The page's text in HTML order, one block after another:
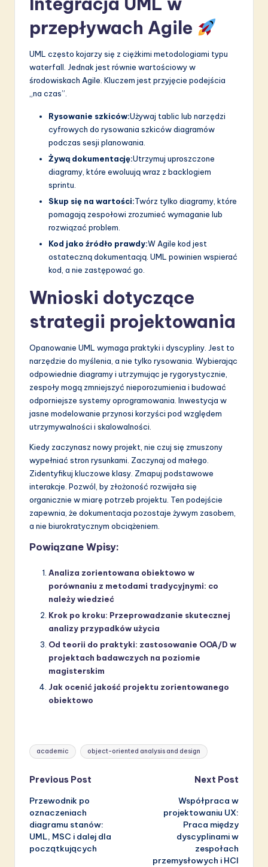
przepływach Agile
UML często kojarzy się z ciężkimi metodologiami typu
waterfall. Jednak jest równie wartościowy w
środowiskach Agile. Kluczem jest przyjęcie podejścia
„na czas”.
Rysowanie szkiców:Używaj tablic lub narzędzi
cyfrowych do rysowania szkiców diagramów
podczas sesji planowania.
Żywą dokumentację:Utrzymuj uproszczone
diagramy, które ewoluują wraz z backlogiem
sprintu.
Skup się na wartości:Twórz tylko diagramy, które
pomagają zespołowi zrozumieć wymaganie lub
rozwiązać problem.
Kod jako źródło prawdy:W Agile kod jest
ostateczną dokumentacją. UML powinien wspierać
kod, a nie zastępować go.
Wnioski dotyczące
strategii projektowania
Opanowanie UML wymaga praktyki i dyscypliny. Jest to
narzędzie do myślenia, a nie tylko rysowania. Wybierając
odpowiednie diagramy i utrzymując je rygorystycznie,
zespoły mogą zmniejszyć nieporozumienia i budować
odporniejsze systemy oprogramowania. Inwestycja w
jasne modelowanie przynosi korzyści pod względem
utrzymywalności i skalowalności.
Kiedy zaczynasz nowy projekt, nie czuj się zmuszony
wypełniać stron rysunkami. Zaczynaj od małego.
Zidentyfikuj kluczowe klasy. Zmapuj podstawowe
interakcje. Pozwól, by złożoność rozwijała się
organicznie w miarę potrzeb projektu. Ten podejście
zapewnia, że dokumentacja pozostaje żywym zasobem,
a nie biurokratycznym obciążeniem.
Powiązane Wpisy:
Analiza zorientowana obiektowo w
porównaniu z metodami tradycyjnymi: co
należy wiedzieć
Krok po kroku: Przeprowadzanie skutecznej
analizy przypadków użycia
Od teorii do praktyki: zastosowanie OOA/D w
projektach badawczych na poziomie
magisterskim
Jak ocenić jakość projektu zorientowanego
obiektowo
Tags:
academic object-oriented analysis and design
Post
navigation
Previous Post
Przewodnik po
oznaczeniach
diagramu stanów:
UML, MSC i dalej dla
początkujących
Next Post
Współpraca w
projektowaniu UX:
Praca między
dyscyplinami w
zespołach
przemysłowych i HCI